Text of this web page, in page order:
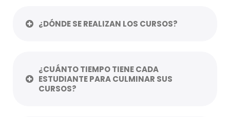
¿DÓNDE SE REALIZAN LOS CURSOS?
¿CUÁNTO TIEMPO TIENE CADA
ESTUDIANTE PARA CULMINAR SUS
CURSOS?